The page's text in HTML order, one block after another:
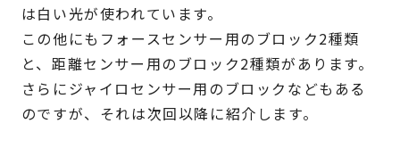
は白い光が使われています。
この他にもフォースセンサー用のブロック2種類
と、距離センサー用のブロック2種類があります。
さらにジャイロセンサー用のブロックなどもある
のですが、それは次回以降に紹介します。